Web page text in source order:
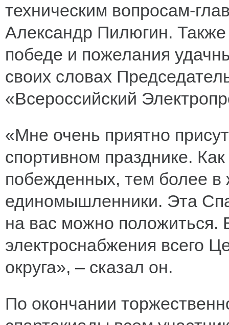
техническим вопросам-
Александр Пилюгин. Также
победе и пожелания
своих словах
«Всероссийский
«Мне очень приятно
спортивном празднике.
побежденных, тем более в
единомышленники. Эта
на вас можно положиться.
электроснабжения всего
округа», – сказал он.
По окончании